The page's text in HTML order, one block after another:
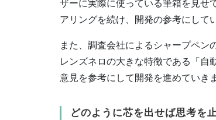
ザーに実際に使っている筆箱を見せ
アリングを続け、開発の参考にして
また、調査会社によるシャープペン
レンズネロの大きな特徴である「自
意見を参考にして開発を進めていき
どのように芯を出せば思考を